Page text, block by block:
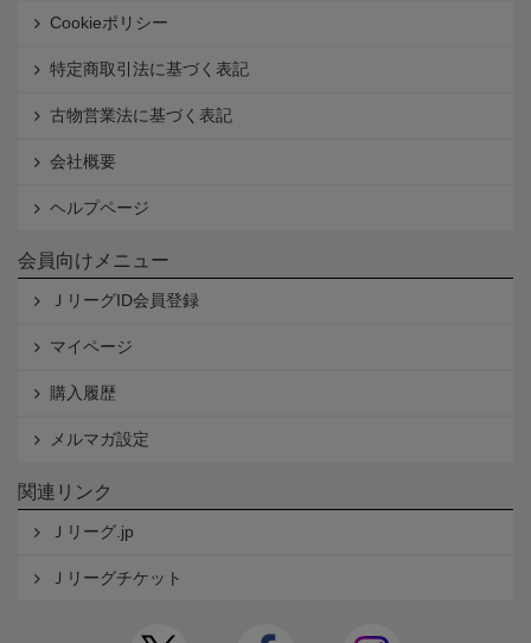
Cookieポリシー
特定商取引法に基づく表記
古物営業法に基づく表記
会社概要
ヘルプページ
会員向けメニュー
ＪリーグID会員登録
マイページ
購入履歴
メルマガ設定
関連リンク
Ｊリーグ.jp
Ｊリーグチケット